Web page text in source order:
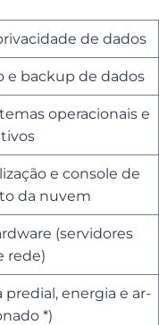
de dados
e backup de dados
operacionais e
e console de
da nuvem
(servidores
rede)
energia e ar-
*)